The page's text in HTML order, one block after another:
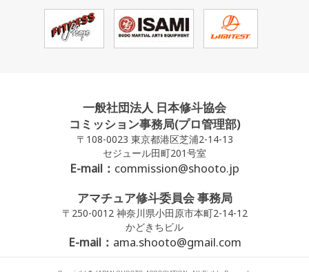
一般社団法人 日本修斗協会
コミッション事務局(プロ管理部)
〒108-0023 東京都港区芝浦2-14-13
セジュール田町201号室
E-mail： commission@shooto.jp
アマチュア修斗委員会 事務局
〒250-0012 神奈川県小田原市本町2-14-12
かどきちビル
E-mail： ama.shooto@gmail.com